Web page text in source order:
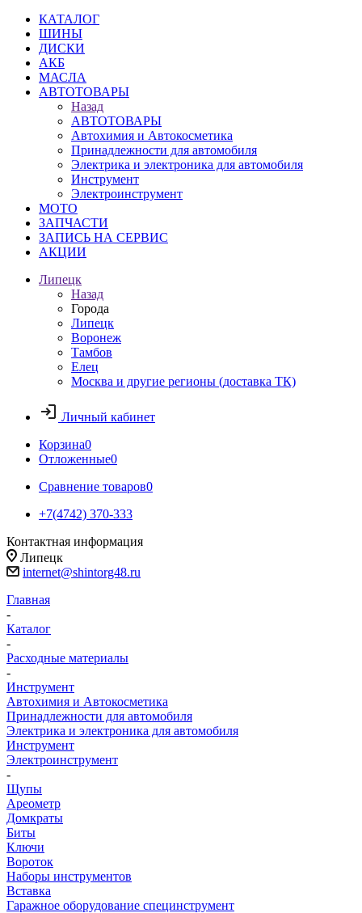
КАТАЛОГ
ШИНЫ
ДИСКИ
АКБ
МАСЛА
АВТОТОВАРЫ
Назад
АВТОТОВАРЫ
Автохимия и Автокосметика
Принадлежности для автомобиля
Электрика и электроника для автомобиля
Инструмент
Электроинструмент
МОТО
ЗАПЧАСТИ
ЗАПИСЬ НА СЕРВИС
АКЦИИ
Липецк
Назад
Города
Липецк
Воронеж
Тамбов
Елец
Москва и другие регионы (доставка ТК)
Личный кабинет
Корзина0
Отложенные0
Сравнение товаров0
+7(4742) 370-333
Контактная информация
Липецк
internet@shintorg48.ru
Главная
-
Каталог
-
Расходные материалы
-
Инструмент
Автохимия и Автокосметика
Принадлежности для автомобиля
Электрика и электроника для автомобиля
Инструмент
Электроинструмент
-
Щупы
Ареометр
Домкраты
Биты
Ключи
Вороток
Наборы инструментов
Вставка
Гаражное оборудование специнструмент